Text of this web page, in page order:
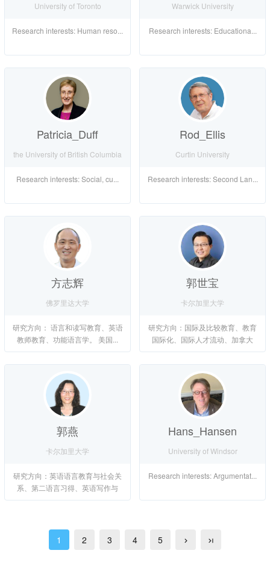
University of Toronto
Research interests: Human reso...
Warwick University
Research interests: Educationa...
Patricia_Duff
the University of British Columbia
Research interests: Social, cu...
Rod_Ellis
Curtin University
Research interests: Second Lan...
方志辉
佛罗里达大学
研究方向： 语言和读写教育、英语
教师教育、功能语言学。 美国...
郭世宝
卡尔加里大学
研究方向：国际及比较教育、教育
国际化、国际人才流动、加拿大
移...
郭燕
卡尔加里大学
研究方向：英语语言教育与社会关
系、第二语言习得、英语写作与
身...
Hans_Hansen
University of Windsor
Research interests: Argumentat...
1 2 3 4 5